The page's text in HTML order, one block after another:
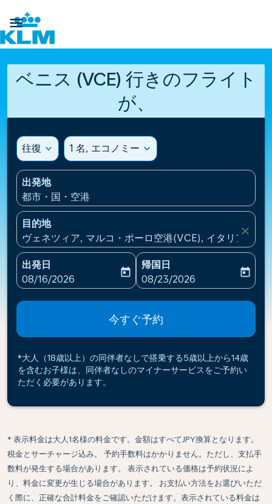

ベニス (VCE) 行きのフライト
が、
往復 expand_more 1 名, エコノミー expand_more
出発地
都市・国・空港
目的地
ヴェネツィア, マルコ・ポーロ空港(VCE), イタリア
close
出発日
fc-booking-departure-date-aria-label
08/16/2026
today
帰国日
fc-booking-return-date-
08/23/2026
today
今すぐ予約
*大人（18歳以上）の同伴者なしで搭乗する5歳以上から14歳
を含むお子様は、同伴者なしのマイナーサービスをご予約い
ただく必要があります。
* 表示料金は大人1名様の料金です。金額はすべてJPY換算となります。
税金とサーチャージ込み。 予約手数料はかかりません。ただし、支払手
数料が発生する場合があります。 表示されている価格は予約状況によ
り、料金に変更が生じる場合があります。 お支払い方法をお選びいただ
く際に、正確な合計料金をご確認いただけます。表示されている料金は